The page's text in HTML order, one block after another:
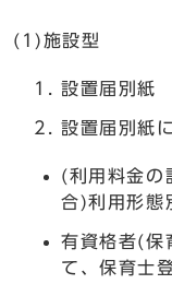
(1)施設型
設置届別紙
設置届別紙
(利用料金の
合)利用形態
有資格者(保
て、保育士